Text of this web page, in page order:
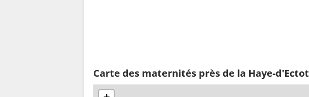
Carte des maternités près de la Haye-d'Ectot